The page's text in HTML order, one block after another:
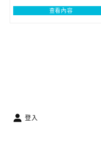
查看內容
登入